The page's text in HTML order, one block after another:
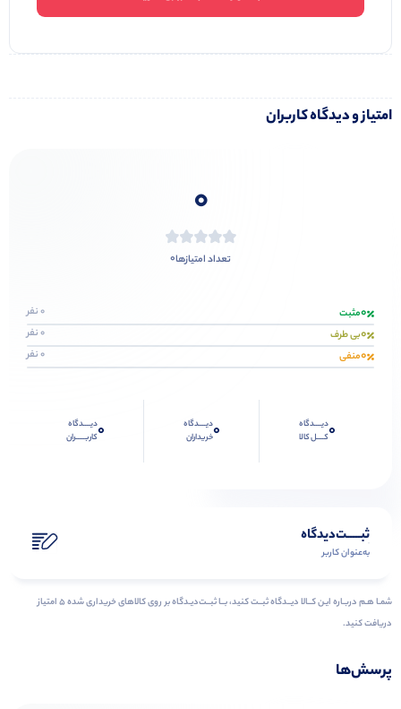
امتیاز و دیدگاه کاربران
0
تعداد امتیازها0
0مثبت 0 نفر
0بی طرف 0 نفر
0منفی 0 نفر
0دیــــدگاه
کــــل کالا
0دیــــدگاه
خریداران
0دیــــدگاه
کاربـــــران
ثبـــــت‌دیدگاه
به‌عنوان کاربر
شمـا هـم دربـاره ایـن کــالا دیــدگاه ثبــت کنید، بــا ثبــت‌دیـدگاه بر روی کالاهای خریداری شده ۵ امتیاز
دریافت کنید.
پرسش‌ها